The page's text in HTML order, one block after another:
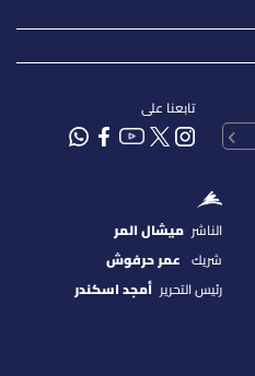
تابعنا على
الناشر ميشال المر
شريك عمر حرفوش
رئيس التحرير أمجد اسكندر